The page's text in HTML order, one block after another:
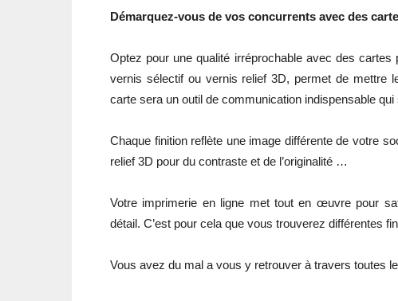
Démarquez-vous de vos concurrents avec des
Optez pour une qualité irréprochable avec des
vernis sélectif ou vernis relief 3D, permet de mettre
carte sera un outil de communication indispensable qui
Chaque finition reflète une image différente de votre
relief 3D pour du contraste et de l’originalité …
Votre imprimerie en ligne met tout en œuvre pour
détail. C’est pour cela que vous trouverez différentes
Vous avez du mal a vous y retrouver à travers toutes